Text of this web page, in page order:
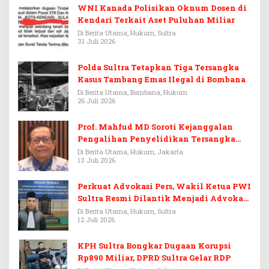
WNI Kanada Polisikan Oknum Dosen di
Kendari Terkait Aset Puluhan Miliar
Di Berita Utama, Hukum, Sultra
31 Juli 2026
Polda Sultra Tetapkan Tiga Tersangka
Kasus Tambang Emas Ilegal di Bombana
Di Berita Utama, Bombana, Hukum
26 Juli 2026
Prof. Mahfud MD Soroti Kejanggalan
Pengalihan Penyelidikan Tersangka
Febrie Adriansyah
Di Berita Utama, Hukum, Jakarta
13 Juli 2026
Perkuat Advokasi Pers, Wakil Ketua PWI
Sultra Resmi Dilantik Menjadi Advokat
PERADI
Di Berita Utama, Hukum, Sultra
12 Juli 2026
KPH Sultra Bongkar Dugaan Korupsi
Rp890 Miliar, DPRD Sultra Gelar RDP